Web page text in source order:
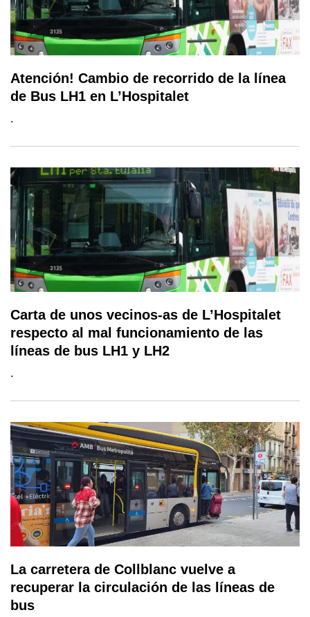
Atención! Cambio de recorrido de la línea
de Bus LH1 en L’Hospitalet
.
Carta de unos vecinos-as de L’Hospitalet
respecto al mal funcionamiento de las
líneas de bus LH1 y LH2
.
La carretera de Collblanc vuelve a
recuperar la circulación de las líneas de
bus